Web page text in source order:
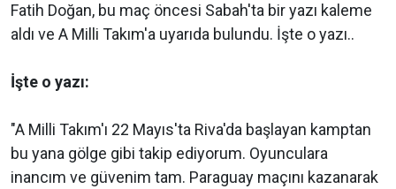
Fatih Doğan, bu maç öncesi Sabah'ta bir yazı kaleme
aldı ve A Milli Takım'a uyarıda bulundu. İşte o yazı..
İşte o yazı:
"A Milli Takım'ı 22 Mayıs'ta Riva'da başlayan kamptan
bu yana gölge gibi takip ediyorum. Oyunculara
inancım ve güvenim tam. Paraguay maçını kazanarak